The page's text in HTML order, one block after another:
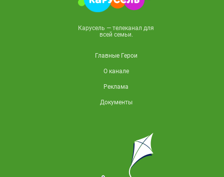
Карусель — телеканал для
всей семьи.
Главные Герои
О канале
Реклама
Документы